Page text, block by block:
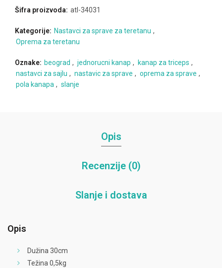
Šifra proizvoda: atl-34031
Kategorije: Nastavci za sprave za teretanu ,
Oprema za teretanu
Oznake: beograd , jednorucni kanap , kanap za triceps ,
nastavci za sajlu , nastavic za sprave , oprema za sprave ,
pola kanapa , slanje
Opis
Recenzije (0)
Slanje i dostava
Opis
Dužina 30cm
Težina 0,5kg